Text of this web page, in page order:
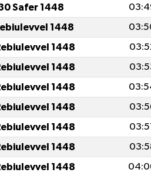
Safer 1448
1448
1448
1448
1448
1448
1448
1448
1448